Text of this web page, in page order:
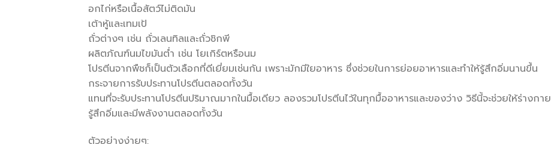
อกไก่หรือเนื้อสัตว์ไม่ติดมัน
เต้าหู้และเทมเป้
ถั่วต่างๆ เช่น ถั่วเลนทิลและถั่วชิกพี
ผลิตภัณฑ์นมไขมันต่ำ เช่น โยเกิร์ตหรือนม
โปรตีนจากพืชก็เป็นตัวเลือกที่ดีเยี่ยมเช่นกัน เพราะมักมีใยอาหาร ซึ่งช่วยในการย่อยอาหารและทำให้รู้สึกอิ่มนานขึ้น
กระจายการรับประทานโปรตีนตลอดทั้งวัน
แทนที่จะรับประทานโปรตีนปริมาณมากในมื้อเดียว ลองรวมโปรตีนไว้ในทุกมื้ออาหารและของว่าง วิธีนี้จะช่วยให้ร่างกาย
รู้สึกอิ่มและมีพลังงานตลอดทั้งวัน
ตัวอย่างง่ายๆ: